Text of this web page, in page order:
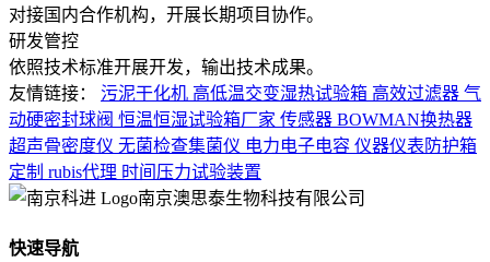
对接国内合作机构，开展长期项目协作。
研发管控
依照技术标准开展开发，输出技术成果。
友情链接：
污泥干化机 高低温交变湿热试验箱 高效过滤器 气
动硬密封球阀 恒温恒湿试验箱厂家 传感器 BOWMAN换热器
超声骨密度仪 无菌检查集菌仪 电力电子电容 仪器仪表防护箱
定制 rubis代理 时间压力试验装置
南京澳思泰生物科技有限公司
快速导航